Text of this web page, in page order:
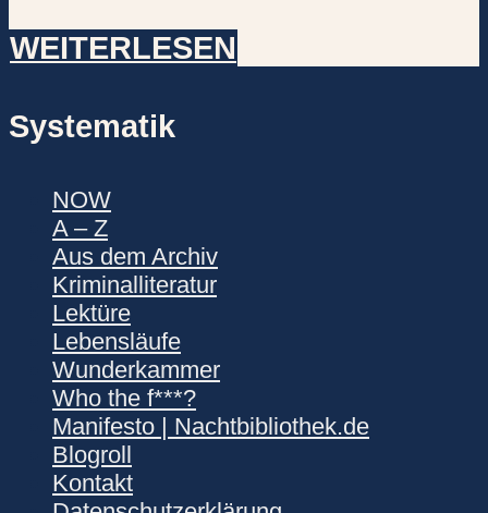
WEITERLESEN
Systematik
NOW
A – Z
Aus dem Archiv
Kriminalliteratur
Lektüre
Lebensläufe
Wunderkammer
Who the f***?
Manifesto | Nachtbibliothek.de
Blogroll
Kontakt